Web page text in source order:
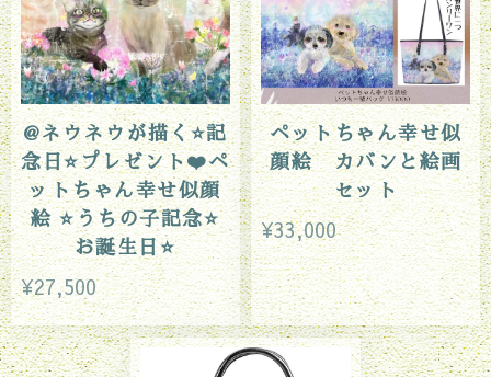
@ネウネウが描く⭐️記
念日⭐️プレゼント❤️ペ
ットちゃん幸せ似顔
絵 ⭐️うちの子記念⭐️
お誕生日⭐️
¥27,500
ペットちゃん幸せ似
顔絵 カバンと絵画
セット
¥33,000